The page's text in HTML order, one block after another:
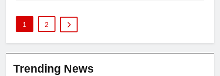
1 2
Trending News